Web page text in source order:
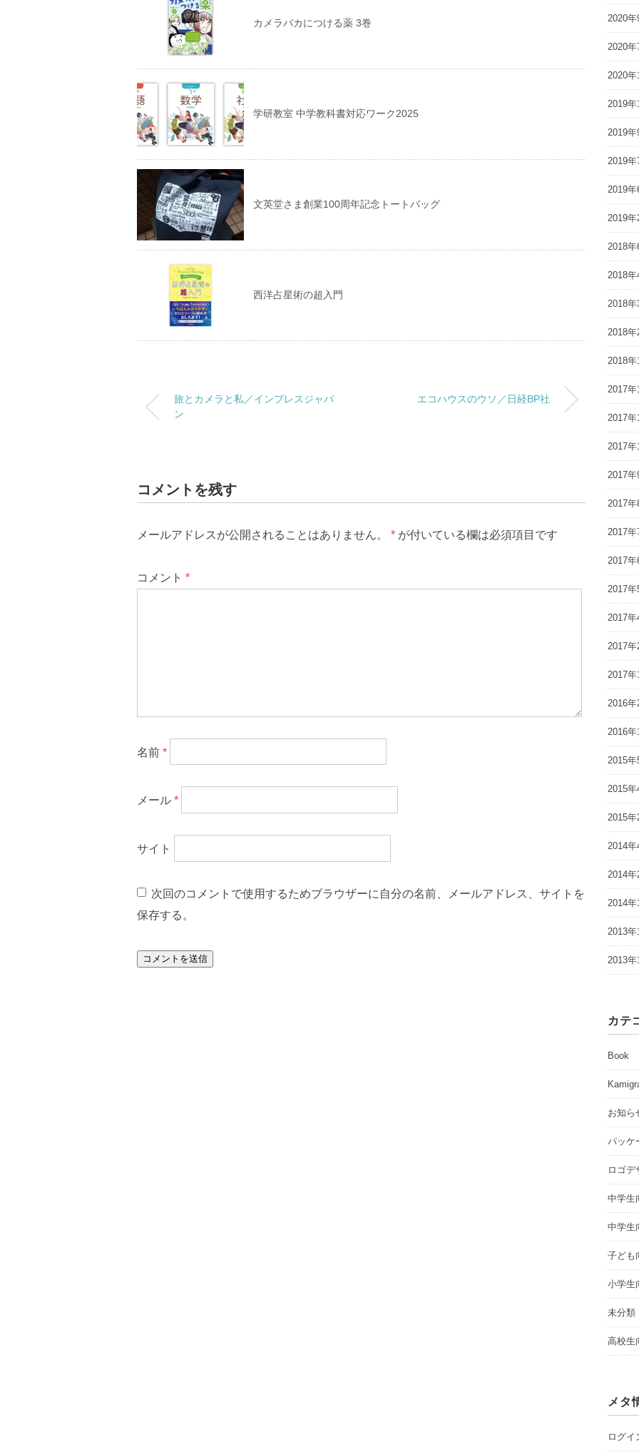
カメラバカにつける薬 3巻
学研教室 中学教科書対応ワーク2025
文英堂さま創業100周年記念トートバッグ
西洋占星術の超入門
旅とカメラと私／インプレスジャパ
ン
エコハウスのウソ／日経BP社
コメントを残す
メールアドレスが公開されることはありません。 * が付いている欄は必須項目です
コメント *
名前 *
メール *
サイト
次回のコメントで使用するためブラウザーに自分の名前、メールアドレス、サイトを
保存する。
2020年
2020年
2020年
2019年
2019年
2019年
2019年
2019年
2018年
2018年
2018年
2018年
2018年
2017年
2017年
2017年
2017年
2017年
2017年
2017年
2017年
2017年
2017年
2017年
2016年
2016年
2015年
2015年
2015年
2014年
2014年
2014年
2013年
2013年
カテ
Book
お知ら
パッケ
ロゴデ
中学生
中学生
子ども
小学生
未分類
高校生
メタ
ログイ